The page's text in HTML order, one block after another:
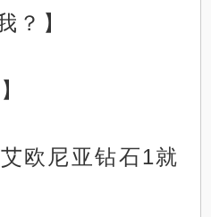
？】
欧尼亚钻石1就